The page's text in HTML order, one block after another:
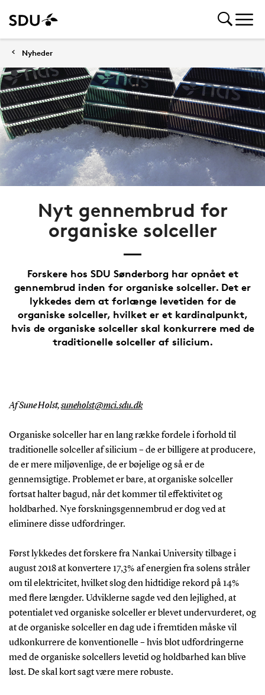
Nyheder
Nyt gennembrud for
organiske solceller
Forskere hos SDU Sønderborg har opnået et
gennembrud inden for organiske solceller. Det er
lykkedes dem at forlænge levetiden for de
organiske solceller, hvilket er et kardinalpunkt,
hvis de organiske solceller skal konkurrere med de
traditionelle solceller af silicium.
Af Sune Holst,suneholst@mci.sdu.dk
Organiske solceller har en lang række fordele i forhold til
traditionelle solceller af silicium – de er billigere at producere,
de er mere miljøvenlige, de er bøjelige og så er de
gennemsigtige. Problemet er bare, at organiske solceller
fortsat halter bagud, når det kommer til effektivitet og
holdbarhed. Nye forskningsgennembrud er dog ved at
eliminere disse udfordringer.
Først lykkedes det forskere fra Nankai University tilbage i
august 2018 at konvertere 17,3% af energien fra solens stråler
om til elektricitet, hvilket slog den hidtidige rekord på 14%
med flere længder. Udviklerne sagde ved den lejlighed, at
potentialet ved organiske solceller er blevet undervurderet, og
at de organiske solceller en dag ude i fremtiden måske vil
udkonkurrere de konventionelle – hvis blot udfordringerne
med de organiske solcellers levetid og holdbarhed kan blive
løst. De skal kort sagt være mere robuste.